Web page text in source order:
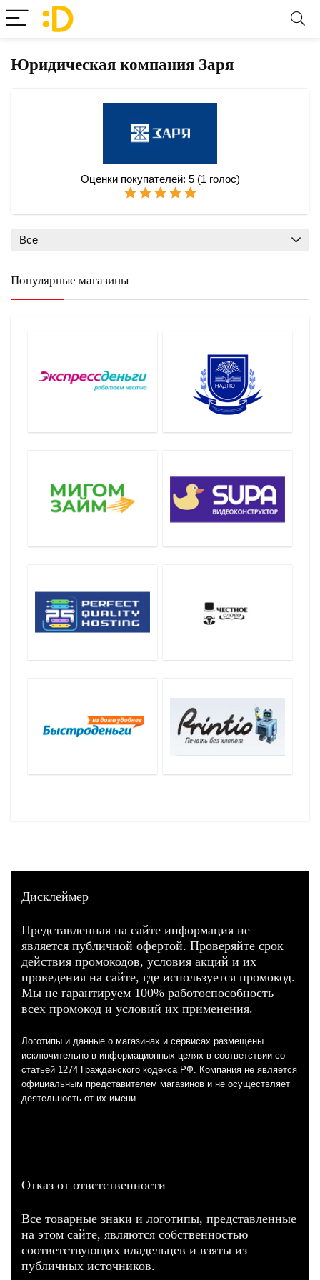
Юридическая компания Заря
Оценки покупателей: 5 (1 голос)
Все
Популярные магазины
Дисклеймер
Представленная на сайте информация не
является публичной офертой. Проверяйте срок
действия промокодов, условия акций и их
проведения на сайте, где используется промокод.
Мы не гарантируем 100% работоспособность
всех промокод и условий их применения.
Логотипы и данные о магазинах и сервисах размещены
исключительно в информационных целях в соответствии со
статьей 1274 Гражданского кодекса РФ. Компания не является
официальным представителем магазинов и не осуществляет
деятельность от их имени.
Отказ от ответственности
Все товарные знаки и логотипы, представленные
на этом сайте, являются собственностью
соответствующих владельцев и взяты из
публичных источников.